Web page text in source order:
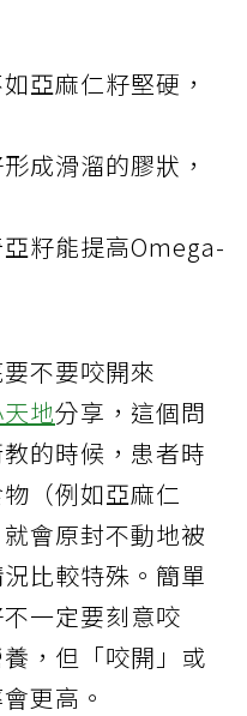
亞麻仁籽堅硬，
成滑溜的膠狀，
籽能提高Omega-
不要咬開來
地分享，這個問
的時候，患者時
（例如亞麻仁
會原封不動地被
比較特殊。簡單
一定要刻意咬
，但「咬開」或
更高。